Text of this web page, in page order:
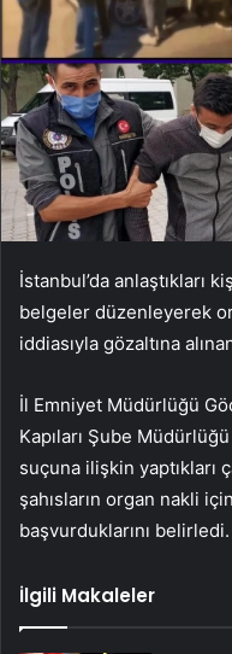
İstanbul’da anlaştıkları
belgeler düzenleyerek
iddiasıyla gözaltına
İl Emniyet Müdürlüğü
Kapıları Şube
suçuna ilişkin yaptıkları
şahısların organ nakli
başvurduklarını belirledi.
İlgili Makaleler